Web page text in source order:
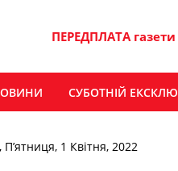
ПЕРЕДПЛАТА газети
СУБОТНІЙ
П’ятниця, 1 Квітня, 2022